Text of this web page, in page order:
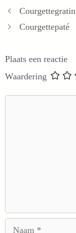
Courgettegratin
Courgettepaté
Plaats een reactie
Waardering